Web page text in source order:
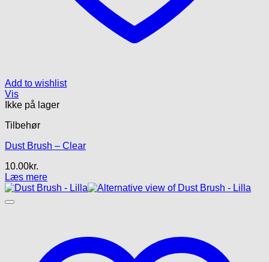
Add to wishlist
Vis
Ikke på lager
Tilbehør
Dust Brush – Clear
10.00kr.
Læs mere